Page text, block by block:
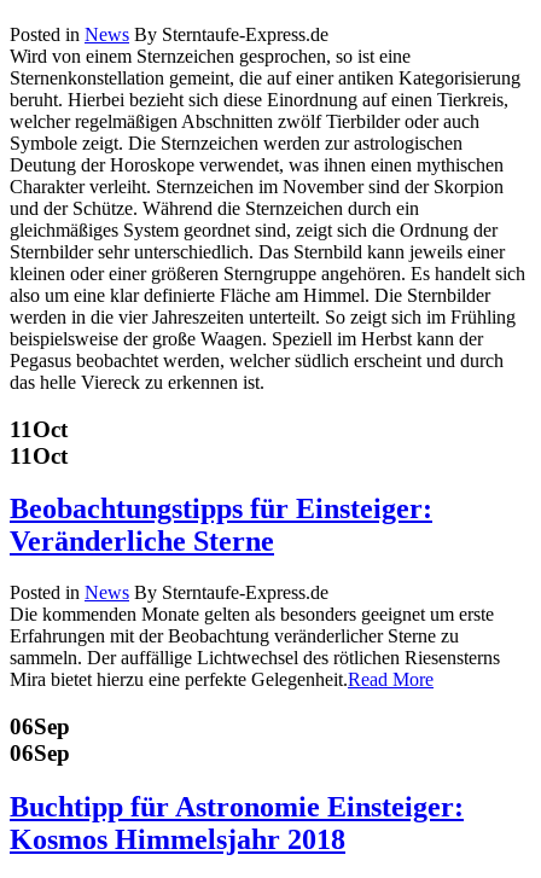
Posted in News By Sterntaufe-Express.de
Wird von einem Sternzeichen gesprochen, so ist eine
Sternenkonstellation gemeint, die auf einer antiken Kategorisierung
beruht. Hierbei bezieht sich diese Einordnung auf einen Tierkreis,
welcher regelmäßigen Abschnitten zwölf Tierbilder oder auch
Symbole zeigt. Die Sternzeichen werden zur astrologischen
Deutung der Horoskope verwendet, was ihnen einen mythischen
Charakter verleiht. Sternzeichen im November sind der Skorpion
und der Schütze. Während die Sternzeichen durch ein
gleichmäßiges System geordnet sind, zeigt sich die Ordnung der
Sternbilder sehr unterschiedlich. Das Sternbild kann jeweils einer
kleinen oder einer größeren Sterngruppe angehören. Es handelt sich
also um eine klar definierte Fläche am Himmel. Die Sternbilder
werden in die vier Jahreszeiten unterteilt. So zeigt sich im Frühling
beispielsweise der große Waagen. Speziell im Herbst kann der
Pegasus beobachtet werden, welcher südlich erscheint und durch
das helle Viereck zu erkennen ist.
11Oct
11Oct
Beobachtungstipps für Einsteiger:
Veränderliche Sterne
Posted in News By Sterntaufe-Express.de
Die kommenden Monate gelten als besonders geeignet um erste
Erfahrungen mit der Beobachtung veränderlicher Sterne zu
sammeln. Der auffällige Lichtwechsel des rötlichen Riesensterns
Mira bietet hierzu eine perfekte Gelegenheit.Read More
06Sep
06Sep
Buchtipp für Astronomie Einsteiger:
Kosmos Himmelsjahr 2018